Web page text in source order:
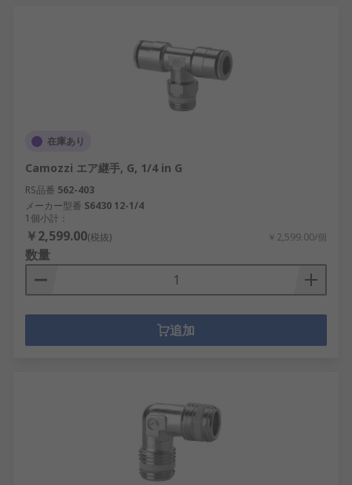
在庫あり
Camozzi エア継手, G, 1/4 in G
RS品番 562-403
メーカー型番 S6430 12-1/4
1個小計：
￥2,599.00(税抜) ￥2,599.00/個
数量
追加